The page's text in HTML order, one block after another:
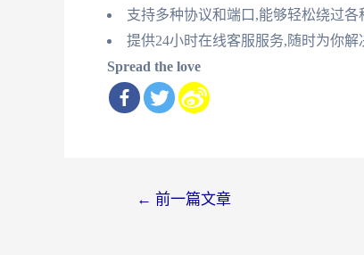
支持多种协议和端口,能够轻松绕过
提供24小时在线客服服务,随时为你解
Spread the love
← 前一篇文章